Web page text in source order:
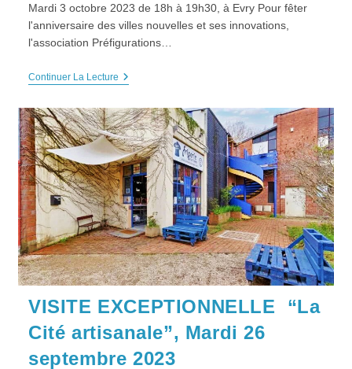
Mardi 3 octobre 2023 de 18h à 19h30, à Evry Pour fêter
l'anniversaire des villes nouvelles et ses innovations,
l'association Préfigurations…
Continuer La LectureVISITE
ENSIIE
Et
Du
CNAM
D’Evry,
Mardi
3
Octobre
2023
VISITE EXCEPTIONNELLE “La
Cité artisanale”, Mardi 26
septembre 2023